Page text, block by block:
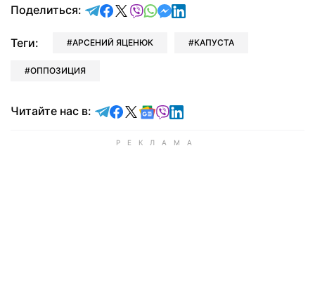
Поделиться: отправить в Telegram
поделиться в Facebook
поделиться в X
отправить в Viber
отправить в Whatsapp
отправить в Messenger
отправить в LinkedIn
Теги: АРСЕНИЙ ЯЦЕНЮК КАПУСТА
ОППОЗИЦИЯ
Читайте нас в: Читайте в Telegram
Читайте в Facebook
Читайте в X
Читайте в Google news
Читайте в Viber
Читайте в LinkedIn